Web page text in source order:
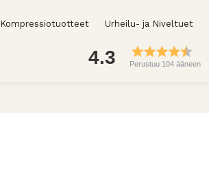
Kompressiotuotteet Urheilu- ja Niveltuet
4.3 Perustuu 104 ääneen